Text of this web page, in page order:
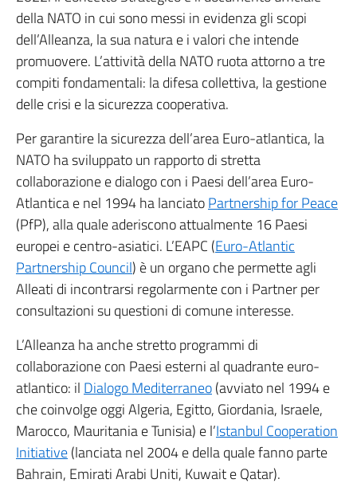
della NATO in cui sono messi in evidenza gli scopi
dell’Alleanza, la sua natura e i valori che intende
promuovere. L’attività della NATO ruota attorno a tre
compiti fondamentali: la difesa collettiva, la gestione
delle crisi e la sicurezza cooperativa.
Per garantire la sicurezza dell’area Euro-atlantica, la
NATO ha sviluppato un rapporto di stretta
collaborazione e dialogo con i Paesi dell’area Euro-
Atlantica e nel 1994 ha lanciatoPartnership for Peace
(PfP), alla quale aderiscono attualmente 16 Paesi
europei e centro-asiatici. L’EAPC (Euro-Atlantic
Partnership Council) è un organo che permette agli
Alleati di incontrarsi regolarmente con i Partner per
consultazioni su questioni di comune interesse.
L’Alleanza ha anche stretto programmi di
collaborazione con Paesi esterni al quadrante euro-
atlantico: il Dialogo Mediterraneo(avviato nel 1994 e
che coinvolge oggi Algeria, Egitto, Giordania, Israele,
Marocco, Mauritania e Tunisia) e l’Istanbul Cooperation
Initiative(lanciata nel 2004 e della quale fanno parte
Bahrain, Emirati Arabi Uniti, Kuwait e Qatar).